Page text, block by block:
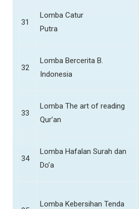
31
Lomba Catur
Putra
32
Lomba Bercerita B.
Indonesia
33
Lomba The art of reading
Qur’an
34
Lomba Hafalan Surah dan
Do’a
Lomba Kebersihan Tenda